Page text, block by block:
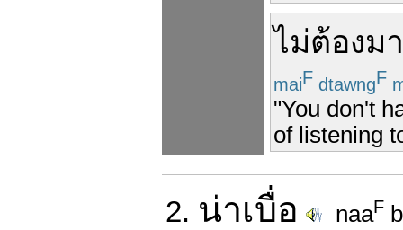
ไม่ต้องมา
maiF dtawngF
"You don't
of listening
2. น่าเบื่อ naaF